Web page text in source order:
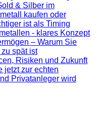
& Silber im
kaufen oder
ist als Timing
- klares Konzept
– Warum Sie
spät ist
Risiken und Zukunft
jetzt zur echten
Privatanleger wird